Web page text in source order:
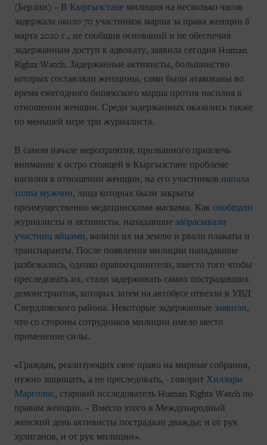
(Берлин) – В Кыргызстане милиция на несколько часов
задержала около 70 участников марша за права женщин 8
марта 2020 г., не сообщив оснований и не обеспечив
задержанным доступ к адвокату, заявила сегодня Human
Rights Watch. Задержанные активисты, большинство
которых составляли женщины, сами были атакованы во
время ежегодного бишекского марша против насилия в
отношении женщин. Среди задержанных оказались также
по меньшей мере три журналиста.
В самом начале мероприятия, призванного привлечь
внимание к остро стоящей в Кыргызстане проблеме
насилия в отношении женщин, на его участников напала
толпа мужчин, лица которых были закрыты
преимущественно медицинскими масками. Как сообщали
журналисты и активисты, нападавшие забрасывали
участниц яйцами, валили их на землю и рвали плакаты и
транспаранты. После появления милиции нападавшие
разбежались, однако правоохранители, вместо того чтобы
преследовать их, стали задерживать самих пострадавших
демонстрантов, которых затем на автобусе отвезли в УВД
Свердловского района. Некоторые задержанные заявили,
что со стороны сотрудников милиции имело место
применение силы.
«Граждан, реализующих свое право на мирные собрания,
нужно защищать, а не преследовать, - говорит Хиллари
Марголис, старший исследователь Human Rights Watch по
правам женщин. – Вместо этого в Международный
женский день активисты пострадали дважды: и от рук
хулиганов, и от рук милиции».